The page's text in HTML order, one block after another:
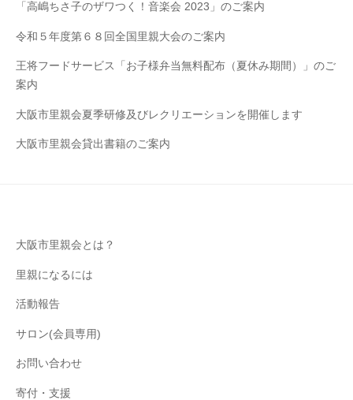
「高嶋ちさ子のザワつく！音楽会 2023」のご案内
令和５年度第６８回全国里親大会のご案内
王将フードサービス「お子様弁当無料配布（夏休み期間）」のご
案内
大阪市里親会夏季研修及びレクリエーションを開催します
大阪市里親会貸出書籍のご案内
大阪市里親会とは？
里親になるには
活動報告
サロン(会員専用)
お問い合わせ
寄付・支援